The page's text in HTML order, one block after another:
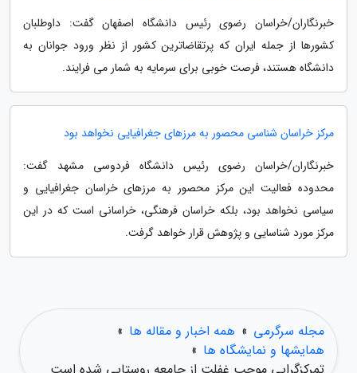
خبرنگاران/خراسان رضوی رئیس دانشگاه اصفهان گفت: داوطلبان
کشورها از جمله ایران که پرتقاضاترین کشور از نظر ورود جوانان به
دانشگاه هستند، فرصت خوبی برای سرمایه به شمار می فرایند.
مرکز خراسان شناسی محصور به مرزهای جغرافیایی نخواهد بود
خبرنگاران/خراسان رضوی رئیس دانشگاه فردوسی مشهد گفت:
محدوده فعالیت این مرکز محصور به مرزهای خراسان جغرافیایی و
سیاسی نخواهد بود، بلکه خراسان فرهنگی، خراسانی است که در این
مرکز مورد شناسایی و پژوهش قرار خواهد گرفت.
مجله سرگرمی » همه اخبار و مقاله ها »
همایشها و نمایشگاه ها »